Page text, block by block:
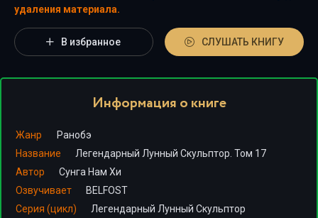
удаления материала.
В избранное СЛУШАТЬ КНИГУ
Информация о книге
Жанр
Ранобэ
Название
Легендарный Лунный Скульптор. Том 17
Автор
Сунга Нам Хи
Озвучивает
BELFOST
Серия (цикл)
Легендарный Лунный Скульптор